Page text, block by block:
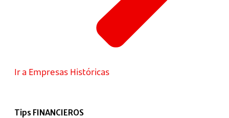
Ir a Empresas Históricas
Tips FINANCIEROS